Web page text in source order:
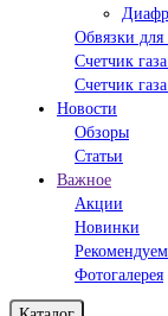
Обвязки для
Счетчик
Счетчик
Новости
Обзоры
Статьи
Важное
Акции
Новинки
Рекомендуем
Фотогалерея